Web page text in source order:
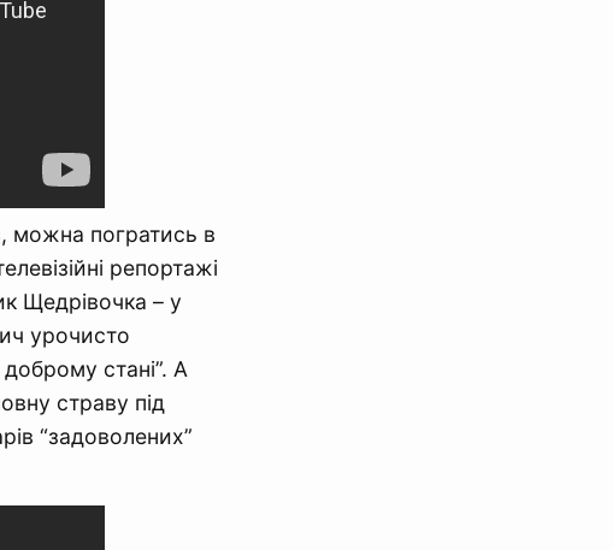
можна погратись в
репортажі
Щедрівочка – у
урочисто
стані”. А
страву під
“задоволених”